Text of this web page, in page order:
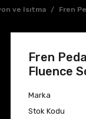
ve Isıtma Fren
Fren
Fluence
Marka
Stok Kodu